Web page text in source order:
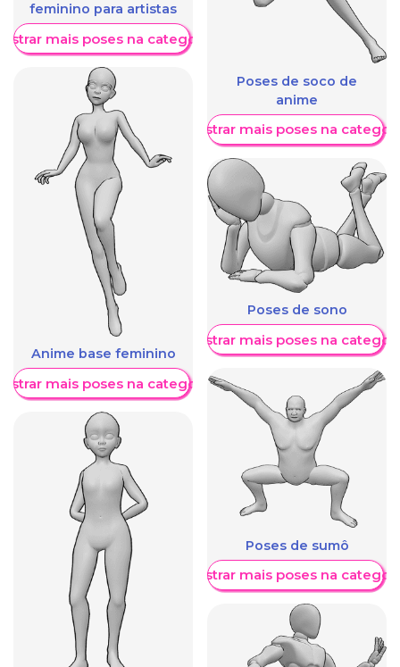
feminino para artistas
mais poses na categoria
Anime base feminino
mais poses na categoria
Poses de soco de
anime
Mostrar mais poses na
Poses de sono
Mostrar mais poses na
Poses de sumô
Mostrar mais poses na